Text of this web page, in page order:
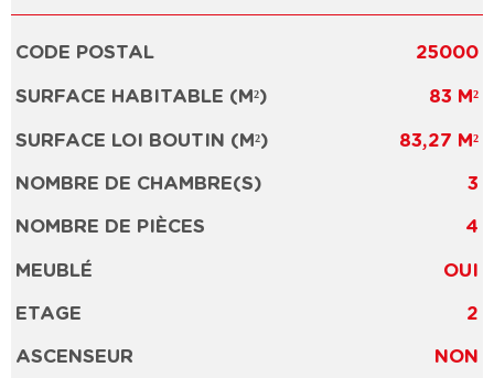
Caractérisque Valeurs
CODE POSTAL 25000
SURFACE HABITABLE (M²) 83 M²
SURFACE LOI BOUTIN (M²) 83,27 M²
NOMBRE DE CHAMBRE(S) 3
NOMBRE DE PIÈCES 4
MEUBLÉ OUI
ETAGE 2
ASCENSEUR NON